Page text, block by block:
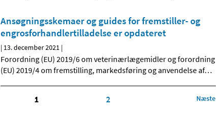
Ansøgningsskemaer og guides for fremstiller- og
engrosforhandlertilladelse er opdateret
| 13. december 2021 |
Forordning (EU) 2019/6 om veterinærlægemidler og forordning
(EU) 2019/4 om fremstilling, markedsføring og anvendelse af…
1 2 Næste